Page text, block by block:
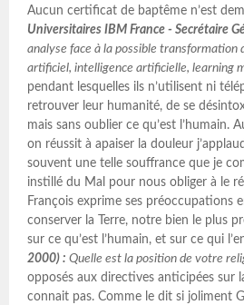
Aucun certificat de baptême n’est
Universitaires IBM France - Secrétaire
analyse face à la possible
artificiel, intelligence artificielle, learning
pendant lesquelles ils n’utilisent ni
retrouver leur humanité, de se
mais sans oublier ce qu’est l’humain.
on réussit à apaiser la douleur
souvent une telle souffrance que je
instillé du Mal pour nous obliger à le
François exprime ses préoccupations
conserver la Terre, notre bien le plus
sur ce qu’est l’humain, et sur ce qui
2000) : Quelle est la position de votre
opposés aux directives anticipées sur
connait pas. Comme le dit si joliment